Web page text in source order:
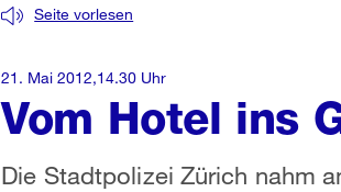
Vom Hotel ins
Seite vorlesen
Die Stadtpolizei Zürich nahm
21. Mai 2012,14.30 Uhr